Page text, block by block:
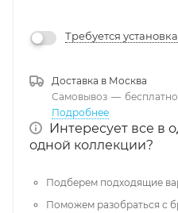
Требуется установка
Доставка в Москва
Самовывоз — бесплатно
Подробнее
Интересует все в
одной коллекции?
Подберем подходящие
Поможем разобраться с